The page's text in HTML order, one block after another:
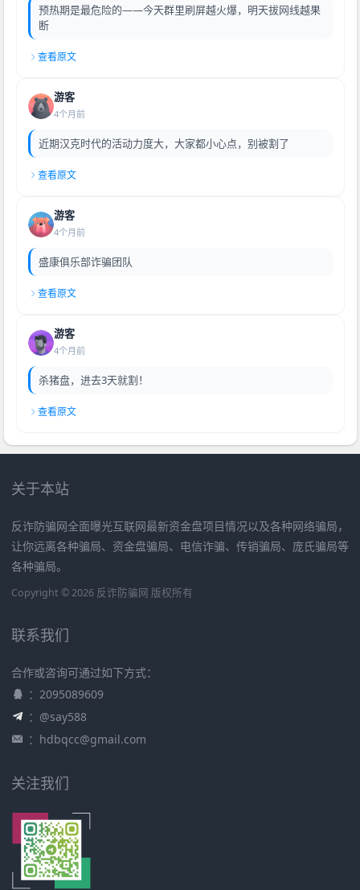
预热期是最危险的——今天群里刷屏越火爆，明天拔网线越果
断
查看原文
游客
4个月前
近期汉克时代的活动力度大，大家都小心点，别被割了
查看原文
游客
4个月前
盛康俱乐部诈骗团队
查看原文
游客
4个月前
杀猪盘，进去3天就割！
查看原文
关于本站
反诈防骗网全面曝光互联网最新资金盘项目情况以及各种网络骗局，
让你远离各种骗局、资金盘骗局、电信诈骗、传销骗局、庞氏骗局等
各种骗局。
Copyright © 2026 反诈防骗网 版权所有
联系我们
合作或咨询可通过如下方式：
：2095089609
：@say588
： hdbqcc@gmail.com
关注我们